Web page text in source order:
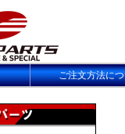
ご注文方法に